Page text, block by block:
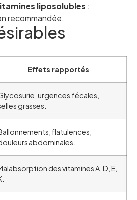
liposolubles :
recommandée.
Effets rapportés
urgences fécales,
grasses.
flatulences,
abdominales.
des vitamines A, D, E,